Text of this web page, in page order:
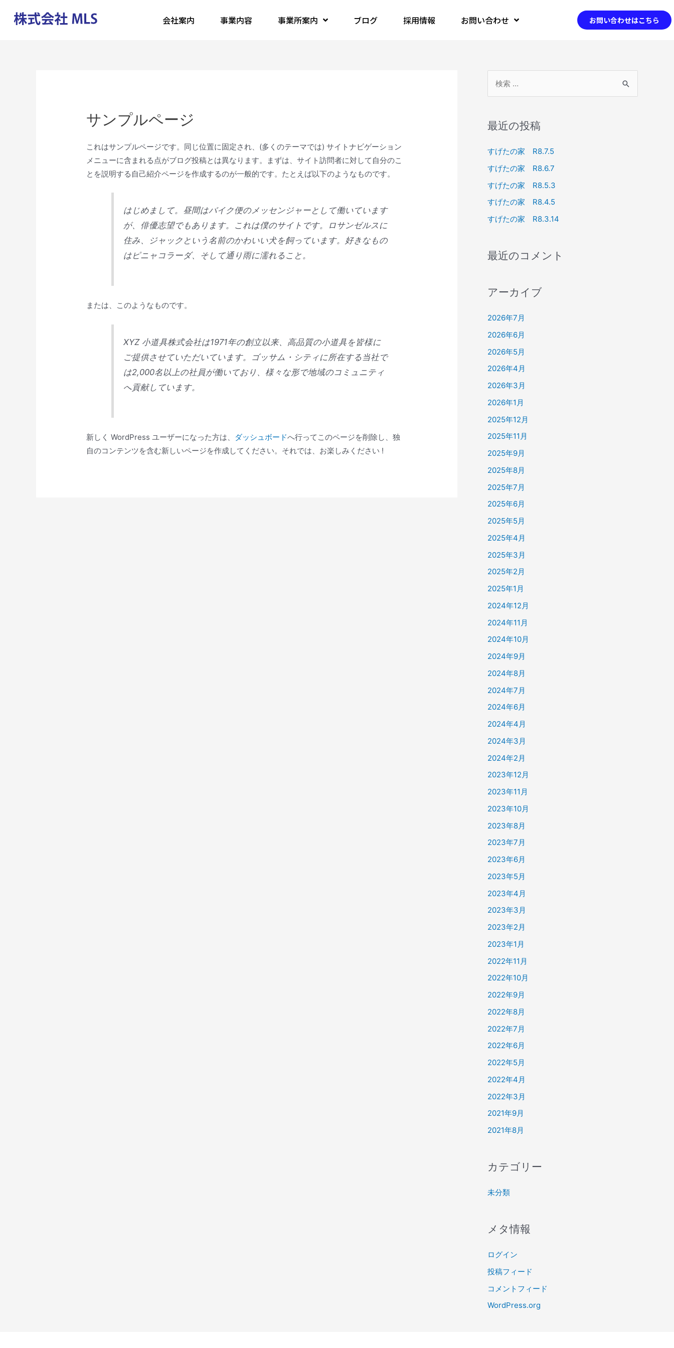
会社案内 事業内容 事業所案内 ブログ 採用情報 お問い合わせ お問い合わせはこちら
サンプルページ
これはサンプルページです。同じ位置に固定され、(多くのテーマでは) サイトナビゲーション
メニューに含まれる点がブログ投稿とは異なります。まずは、サイト訪問者に対して自分のこ
とを説明する自己紹介ページを作成するのが一般的です。たとえば以下のようなものです。
はじめまして。昼間はバイク便のメッセンジャーとして働いています
が、俳優志望でもあります。これは僕のサイトです。ロサンゼルスに
住み、ジャックという名前のかわいい犬を飼っています。好きなもの
はピニャコラーダ、そして通り雨に濡れること。
または、このようなものです。
XYZ 小道具株式会社は1971年の創立以来、高品質の小道具を皆様に
ご提供させていただいています。ゴッサム・シティに所在する当社で
は2,000名以上の社員が働いており、様々な形で地域のコミュニティ
へ貢献しています。
新しく WordPress ユーザーになった方は、 ダッシュボードへ行ってこのページを削除し、独
自のコンテンツを含む新しいページを作成してください。それでは、お楽しみください !
最近の投稿
すげたの家 R8.7.5
すげたの家 R8.6.7
すげたの家 R8.5.3
すげたの家 R8.4.5
すげたの家 R8.3.14
最近のコメント
アーカイブ
2026年7月
2026年6月
2026年5月
2026年4月
2026年3月
2026年1月
2025年12月
2025年11月
2025年9月
2025年8月
2025年7月
2025年6月
2025年5月
2025年4月
2025年3月
2025年2月
2025年1月
2024年12月
2024年11月
2024年10月
2024年9月
2024年8月
2024年7月
2024年6月
2024年4月
2024年3月
2024年2月
2023年12月
2023年11月
2023年10月
2023年8月
2023年7月
2023年6月
2023年5月
2023年4月
2023年3月
2023年2月
2023年1月
2022年11月
2022年10月
2022年9月
2022年8月
2022年7月
2022年6月
2022年5月
2022年4月
2022年3月
2021年9月
2021年8月
カテゴリー
未分類
メタ情報
ログイン
投稿フィード
コメントフィード
WordPress.org